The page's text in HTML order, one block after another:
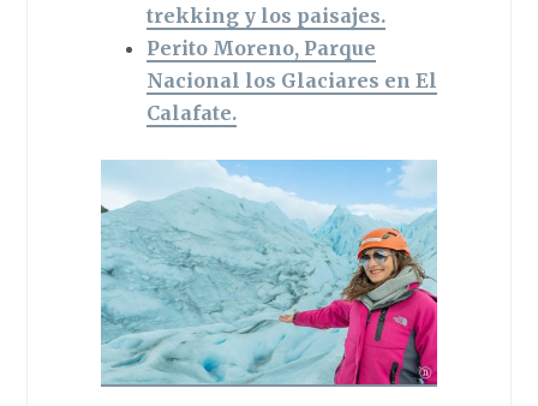
trekking y los paisajes.
Perito Moreno, Parque
Nacional los Glaciares en El
Calafate.